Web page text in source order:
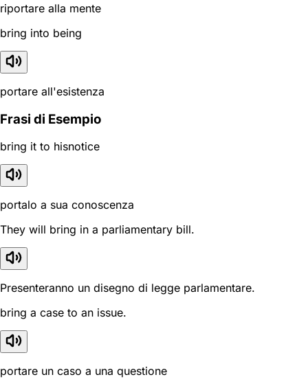
riportare alla mente
bring into being
portare all'esistenza
Frasi di Esempio
bring it to hisnotice
portalo a sua conoscenza
They will bring in a parliamentary bill.
Presenteranno un disegno di legge parlamentare.
bring a case to an issue.
portare un caso a una questione